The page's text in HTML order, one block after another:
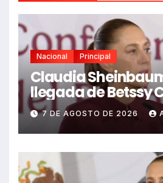
Nacional Principal
Claudia
llegada de Betssy
México tras asilo
7 DE AGOSTO DE 2026